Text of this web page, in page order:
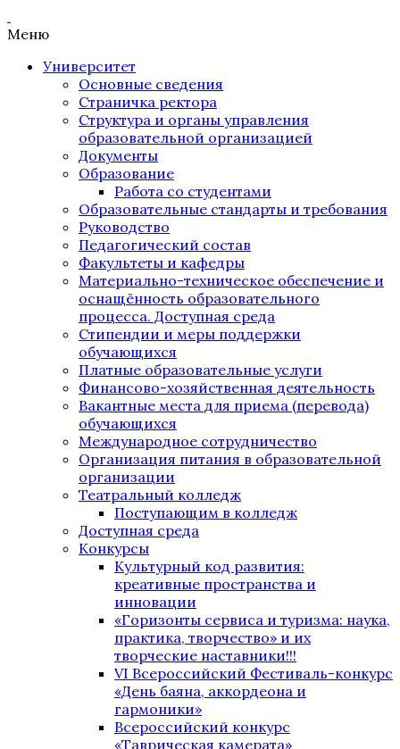
Меню
Университет
Основные сведения
Страничка ректора
Структура и органы управления
образовательной организацией
Документы
Образование
Работа со студентами
Образовательные стандарты и требования
Руководство
Педагогический состав
Факультеты и кафедры
Материально-техническое обеспечение и
оснащённость образовательного
процесса. Доступная среда
Стипендии и меры поддержки
обучающихся
Платные образовательные услуги
Финансово-хозяйственная деятельность
Вакантные места для приема (перевода)
обучающихся
Международное сотрудничество
Организация питания в образовательной
организации
Театральный колледж
Поступающим в колледж
Доступная среда
Конкурсы
Культурный код развития:
креативные пространства и
инновации
«Горизонты сервиса и туризма: наука,
практика, творчество» и их
творческие наставники!!!
VI Всероссийский Фестиваль-конкурс
«День баяна, аккордеона и
гармоники»
Всероссийский конкурс
«Таврическая камерата»